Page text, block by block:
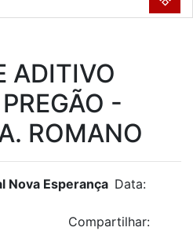
ADITIVO
-
ROMANO
Nova Esperança Data:
Compartilhar: